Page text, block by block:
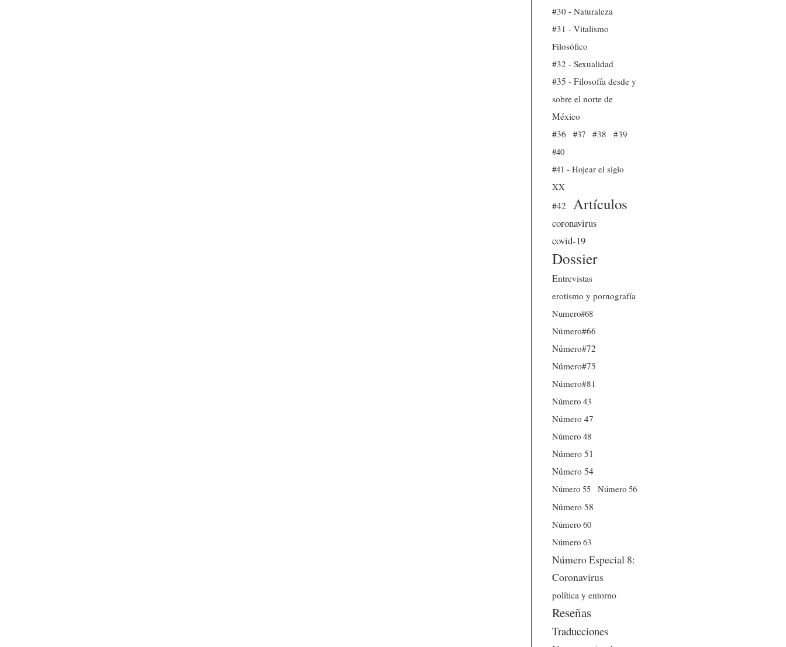
#30 - Naturaleza
#31 - Vitalismo
Filosófico
#32 - Sexualidad
#35 - Filosofía desde y
sobre el norte de
México
#36
#37 #38
#39
#40
#41 - Hojear el siglo
XX
#42
Artículos
coronavirus
covid-19
Dossier
Entrevistas
erotismo y pornografía
Numero#68
Número#66
Número#72
Número#75
Número#81
Número 43
Número 47
Número 48
Número 51
Número 54
Número 55
Número 56
Número 58
Número 60
Número 63
Número Especial 8:
Coronavirus
política y entorno
Reseñas
Traducciones